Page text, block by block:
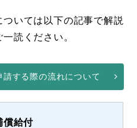
いては以下の記事で解説
読ください。
する際の流れについて
償給付